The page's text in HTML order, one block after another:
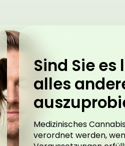
Sind Sie es
alles
Medizinisches
verordnet werden,